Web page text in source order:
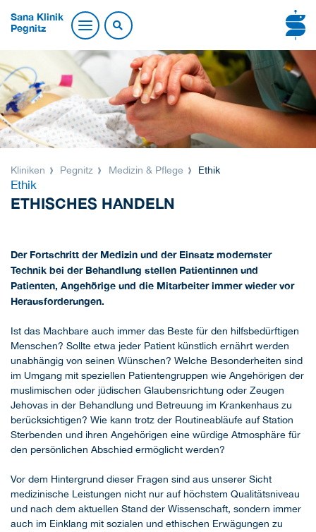
Sana Klinik
Pegnitz
Kliniken Pegnitz Medizin & Pflege Ethik
Ethik
ETHISCHES HANDELN
Der Fortschritt der Medizin und der Einsatz modernster
Technik bei der Behandlung stellen Patientinnen und
Patienten, Angehörige und die Mitarbeiter immer wieder vor
Herausforderungen.
Ist das Machbare auch immer das Beste für den hilfsbedürftigen
Menschen? Sollte etwa jeder Patient künstlich ernährt werden
unabhängig von seinen Wünschen? Welche Besonderheiten sind
im Umgang mit speziellen Patientengruppen wie Angehörigen der
muslimischen oder jüdischen Glaubensrichtung oder Zeugen
Jehovas in der Behandlung und Betreuung im Krankenhaus zu
berücksichtigen? Wie kann trotz der Routineabläufe auf Station
Sterbenden und ihren Angehörigen eine würdige Atmosphäre für
den persönlichen Abschied ermöglicht werden?
Vor dem Hintergrund dieser Fragen sind aus unserer Sicht
medizinische Leistungen nicht nur auf höchstem Qualitätsniveau
und nach dem aktuellen Stand der Wissenschaft, sondern immer
auch im Einklang mit sozialen und ethischen Erwägungen zu